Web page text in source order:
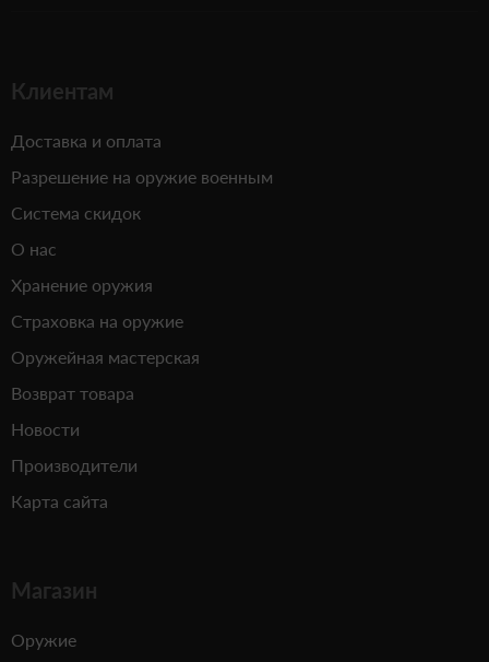
Клиентам
Доставка и оплата
Разрешение на оружие военным
Система скидок
О нас
Хранение оружия
Страховка на оружие
Оружейная мастерская
Возврат товара
Новости
Производители
Карта сайта
Магазин
Оружие